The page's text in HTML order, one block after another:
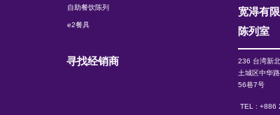
自助餐饮陈列
e2餐具
寻找经销商
宽淂有
陈列室
236 台湾新
土城区中华
56巷7号
TEL : +886